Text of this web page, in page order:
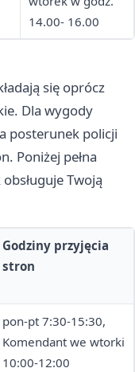
14.00- 16.00
się oprócz
Dla wygody
posterunek policji
Poniżej pełna
Twoją
Godziny przyjęcia
stron
pon-pt 7:30-15:30,
Komendant we wtorki
10:00-12:00